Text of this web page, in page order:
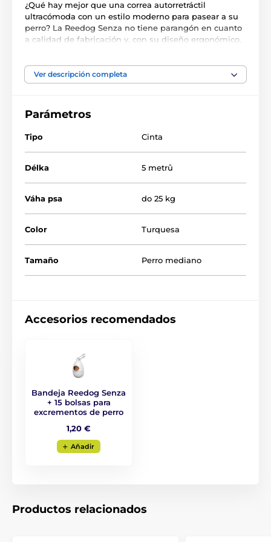
¿Qué hay mejor que una correa autorretráctil
ultracómoda con un estilo moderno para pasear a su
perro? La Reedog Senza no tiene parangón en cuanto
a calidad de fabricación y, con su diseño ergonómico,
ángulo. Un solo botón asegura los 3 mods de freno. ¡El
producto es de una marca checa! Para perros de hasta
Características principales:
Diseño para un enrollado suave de la cinta
Cinta extra fuerte
Mango ergonómico
Raza: Bulldog francés, Jack Russell Terrier, Pug,
Ver descripción completa
Parámetros
Tipo Cinta
Délka 5 metrů
Váha psa do 25 kg
Color Turquesa
Tamaño Perro mediano
Accesorios recomendados
Bandeja Reedog Senza
+ 15 bolsas para
excrementos de perro
1,20 €
Aňadir
Productos relacionados